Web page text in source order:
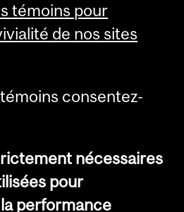
témoins pour
de nos sites
consentez-
nécessaires
pour
performance